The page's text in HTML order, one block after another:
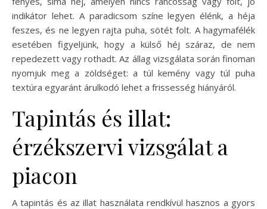
indikátor lehet. A paradicsom színe legyen élénk, a héja
feszes, és ne legyen rajta puha, sötét folt. A hagymafélék
esetében figyeljünk, hogy a külső héj száraz, de nem
repedezett vagy rothadt. Az állag vizsgálata során finoman
nyomjuk meg a zöldséget: a túl kemény vagy túl puha
textúra egyaránt árulkodó lehet a frissesség hiányáról.
Tapintás és illat:
érzékszervi vizsgálat a
piacon
A tapintás és az illat használata rendkívül hasznos a gyors